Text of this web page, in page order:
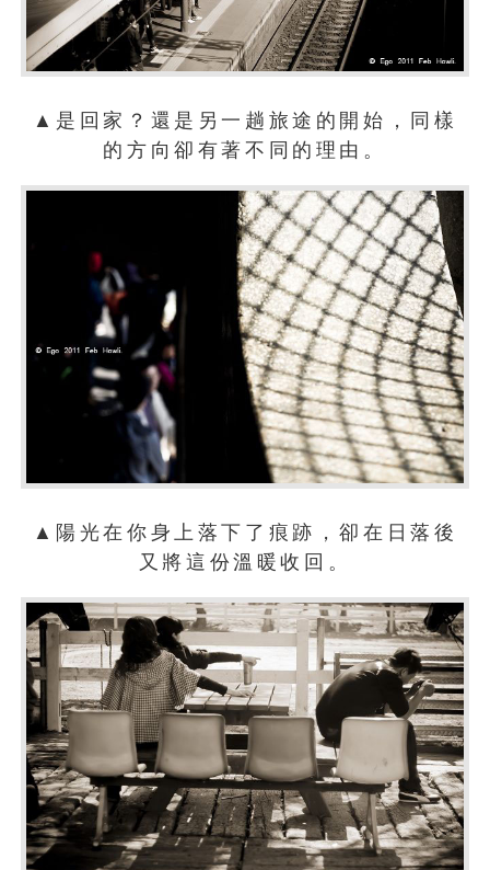
▲是回家？還是另一趟旅途的開始，同樣
的方向卻有著不同的理由。
▲陽光在你身上落下了痕跡，卻在日落後
又將這份溫暖收回。